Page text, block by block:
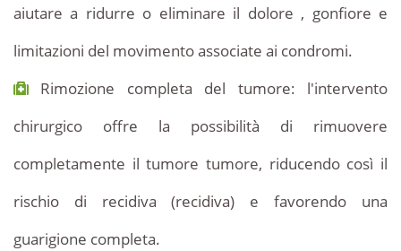
aiutare a ridurre o eliminare il dolore , gonfiore e
limitazioni del movimento associate ai condromi.
Rimozione completa del tumore: l'intervento
chirurgico offre la possibilità di rimuovere
completamente il tumore tumore, riducendo così il
rischio di recidiva (recidiva) e favorendo una
guarigione completa.